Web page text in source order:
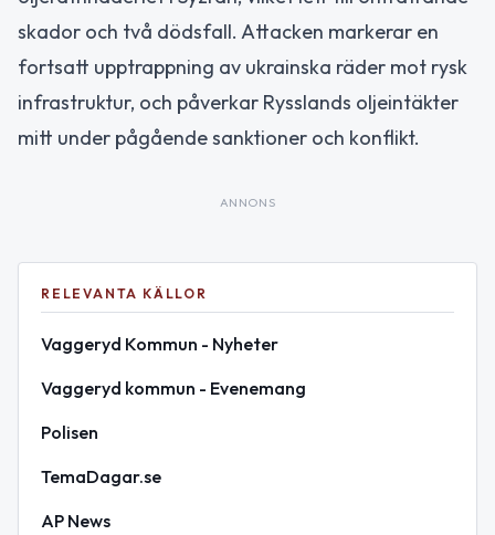
skador och två dödsfall. Attacken markerar en
fortsatt upptrappning av ukrainska räder mot rysk
infrastruktur, och påverkar Rysslands oljeintäkter
mitt under pågående sanktioner och konflikt.
ANNONS
RELEVANTA KÄLLOR
Vaggeryd Kommun - Nyheter
Vaggeryd kommun - Evenemang
Polisen
TemaDagar.se
AP News